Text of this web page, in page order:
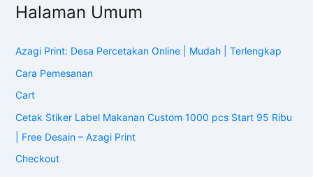
Halaman Umum
Azagi Print: Desa Percetakan Online | Mudah | Terlengkap
Cara Pemesanan
Cart
Cetak Stiker Label Makanan Custom 1000 pcs Start 95 Ribu
| Free Desain – Azagi Print
Checkout